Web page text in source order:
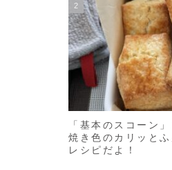
「基本のスコーン
焼き色のカリッと
レシピだよ！